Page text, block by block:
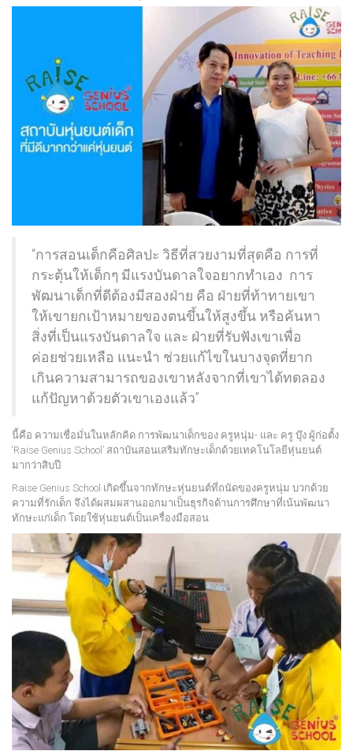
“การสอนเด็กคือศิลปะ วิธีที่สวยงามที่สุดคือ การที่
กระตุ้นให้เด็กๆ มีแรงบันดาลใจอยากทำเอง การ
พัฒนาเด็กที่ดีต้องมีสองฝ่าย คือ ฝ่ายที่ท้าทายเขา
ให้เขายกเป้าหมายของตนขึ้นให้สูงขึ้น หรือค้นหา
สิ่งที่เป็นแรงบันดาลใจ และ ฝ่ายที่รับฟังเขาเพื่อ
ค่อยช่วยเหลือ แนะนำ ช่วยแก้ไขในบางจุดที่ยาก
เกินความสามารถของเขาหลังจากที่เขาได้ทดลอง
แก้ปัญหาด้วยตัวเขาเองแล้ว”
นี้คือ ความเชื่อมั่นในหลักคิด การพัฒนาเด็กของ ครูหนุ่ม- และ ครู บุ๊ง ผู้ก่อตั้ง
‘Raise Genius School’ สถาบันสอนเสริมทักษะเด็กด้วยเทคโนโลยีหุ่นยนต์
มากว่าสิบปี
Raise Genius School เกิดขึ้นจากทักษะหุ่นยนต์ที่ถนัดของครูหนุ่ม บวกด้วย
ความที่รักเด็ก จึงได้ผสมผสานออกมาเป็นธุรกิจด้านการศึกษาที่เน้นพัฒนา
ทักษะแก่เด็ก โดยใช้หุ่นยนต์เป็นเครื่องมือสอน